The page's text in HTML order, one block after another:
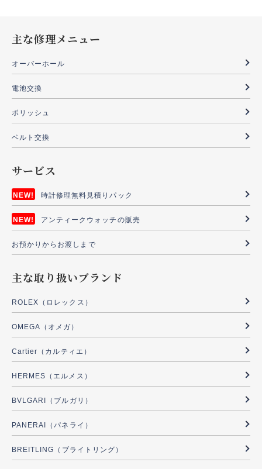
主な修理メニュー
オーバーホール
電池交換
ポリッシュ
ベルト交換
サービス
時計修理無料見積りパック
アンティークウォッチの販売
お預かりからお渡しまで
主な取り扱いブランド
ROLEX（ロレックス）
OMEGA（オメガ）
Cartier（カルティエ）
HERMES（エルメス）
BVLGARI（ブルガリ）
PANERAI（パネライ）
BREITLING（ブライトリング）